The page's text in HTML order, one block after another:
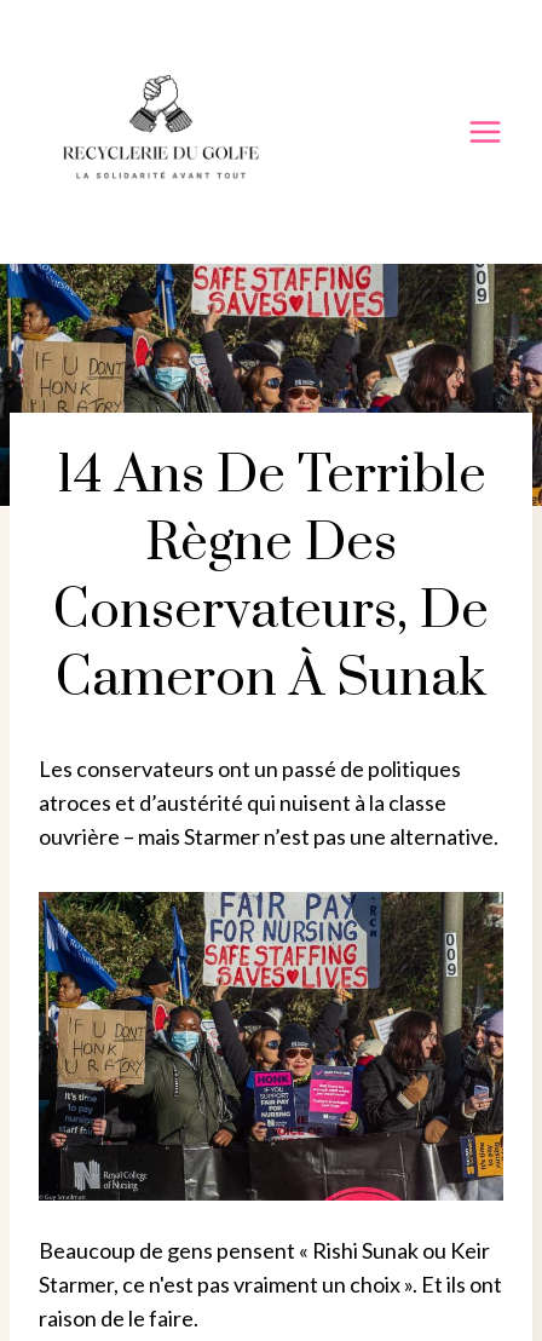
14 Ans De Terrible
Règne Des
Conservateurs, De
Cameron À Sunak
Les conservateurs ont un passé de politiques
atroces et d’austérité qui nuisent à la classe
ouvrière – mais Starmer n’est pas une alternative.
Beaucoup de gens pensent « Rishi Sunak ou Keir
Starmer, ce n'est pas vraiment un choix ». Et ils ont
raison de le faire.